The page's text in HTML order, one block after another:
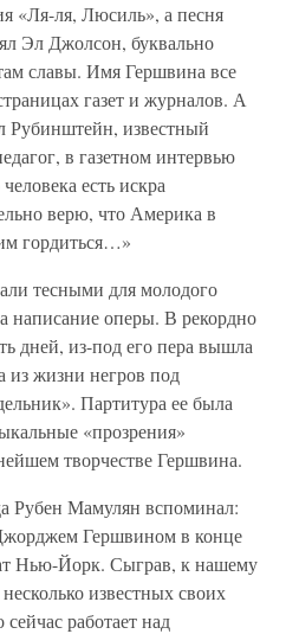
«Ля-ля, Люсиль», а песня
Эл Джолсон, буквально
славы. Имя Гершвина все
газет и журналов. А
Рубинштейн, известный
в газетном интервью
есть искра
верю, что Америка в
гордиться…»
тесными для молодого
написание оперы. В рекордно
дней, из-под его пера вышла
из жизни негров под
Партитура ее была
«прозрения»
творчестве Гершвина.
Рубен Мамулян вспоминал:
Гершвином в конце
Нью-Йорк. Сыграв, к нашему
известных своих
работает над